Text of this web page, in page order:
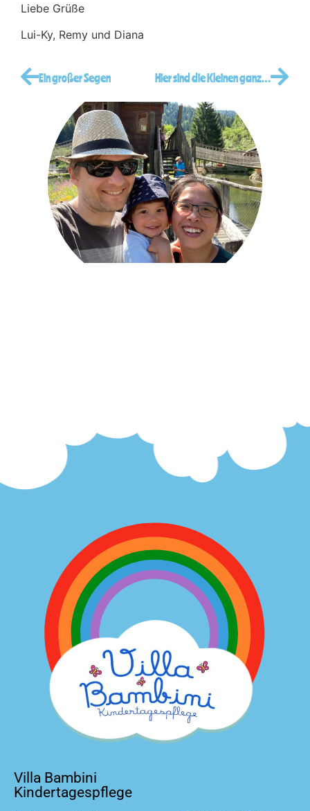
Liebe Grüße
Lui-Ky, Remy und Diana
Ein großer Segen Hier sind die Kleinen ganz Groß
Villa Bambini
Kindertagespflege